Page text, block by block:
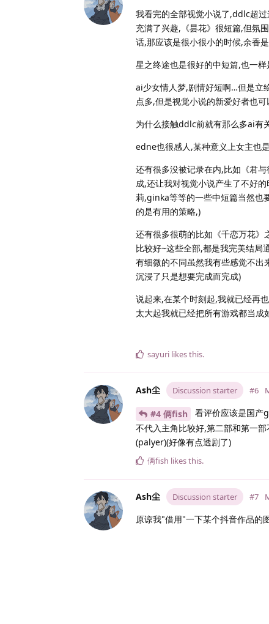
我看完的全部视觉小说了,ddlc超
充满了兴趣,《昙花》很短篇,但氛
话,那应该是很小很小的时候,余香
星之终途也是很好的中短篇,也一
ai少女情人梦,剧情好短啊…但是立
点多,但是视觉小说的新爱好者也
为什么接触ddlc前就有那么多ai有
edne也很感人,某种意义上女主也
还有很多没被记录在内,比如《君
成,还让我对视觉小说产生了不好
莉,ginka等等的一些中短篇当然也
的是有用的策略,)
还有很多很萌的比如《千恋万花
比较好~这些全部,都是我完美结局
有细微的不同虽然我有些感觉不出
沉浸了只是想要完成而完成)
说起来,在某个时刻起,我就已经再
太大起我就已经把所有游戏都当成
sayuri likes this.
Ash尘 Discussion starter #6
#4 俩fish
看评价应该是国产
不代入主角比较好,第二部和第一
(palyer)(好像有点透剧了)
俩fish likes this.
Ash尘 Discussion starter #7
原谅我"借用"一下某个抖音作品的